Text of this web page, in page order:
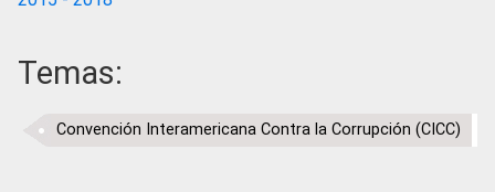
Temas:
Convención Interamericana Contra la Corrupción (CICC)